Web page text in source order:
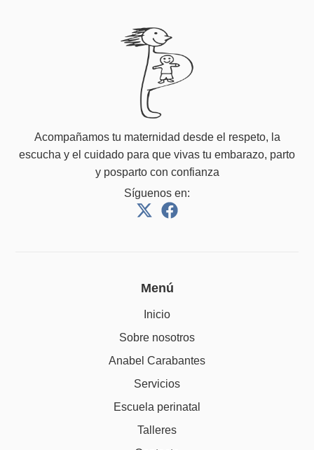
Acompañamos tu maternidad desde el respeto, la
escucha y el cuidado para que vivas tu embarazo, parto
y posparto con confianza
Síguenos en:
Menú
Inicio
Sobre nosotros
Anabel Carabantes
Servicios
Escuela perinatal
Talleres